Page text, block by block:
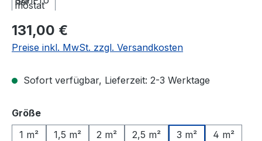
Regulärer Preis:
131,00 €
Preise inkl. MwSt. zzgl. Versandkosten
Sofort verfügbar, Lieferzeit: 2-3 Werktage
Größeauswählen
1 m²
1,5 m² 2 m² 2,5 m² 3 m²
4 m²